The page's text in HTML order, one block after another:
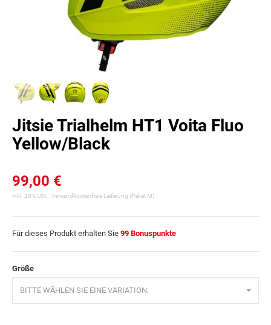
Jitsie Trialhelm HT1 Voita Fluo
Yellow/Black
99,00 €
inkl. 20% USt. , Versandkostenfreie Lieferung (Paket M)
Für dieses Produkt erhalten Sie 99 Bonuspunkte
Größe
BITTE WÄHLEN SIE EINE VARIATION.